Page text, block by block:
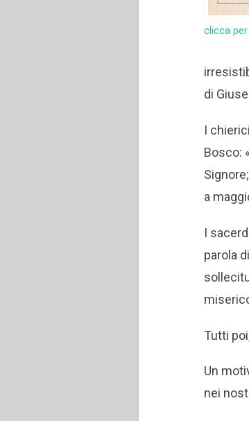
clicca
di
I
Bosco:
a
I
parola
Tutti
Un
nei